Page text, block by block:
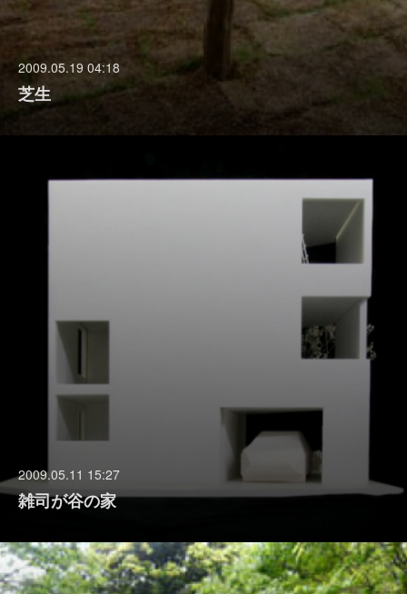
2009.05.19 04:18
芝生
2009.05.11 15:27
雑司が谷の家